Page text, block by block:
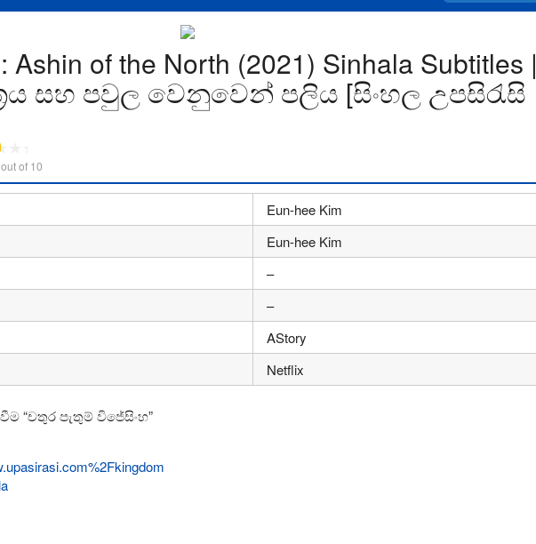
Ashin of the North (2021) Sinhala Subtitles |
සහ පවුල වෙනුවෙන් පලිය [සිංහල උපසිරැසි
out of 10
Eun-hee Kim
Eun-hee Kim
–
–
AStory
Netflix
“චතුර පැතුම් විජේසිංහ”